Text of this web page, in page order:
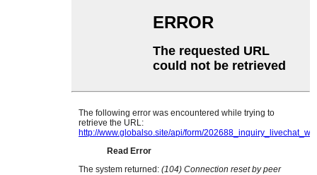
Swahili
Tajik
Telugu
Ukrainian
Urdu
Welsh